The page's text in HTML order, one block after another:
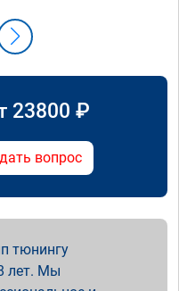
23800 ₽
вопрос
тюнингу
лет. Мы